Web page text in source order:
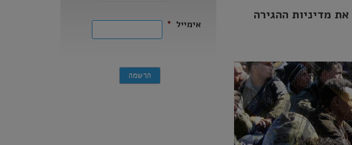
מדיניות ההגירה
אימייל *